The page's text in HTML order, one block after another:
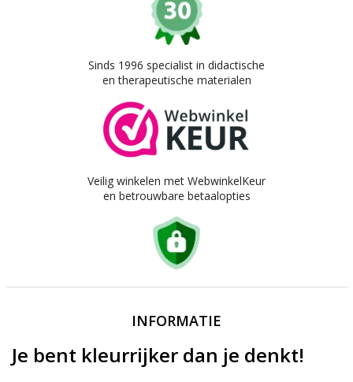
Sinds 1996 specialist in didactische
en therapeutische materialen
Veilig winkelen met WebwinkelKeur
en betrouwbare betaalopties
INFORMATIE
Je bent kleurrijker dan je denkt!